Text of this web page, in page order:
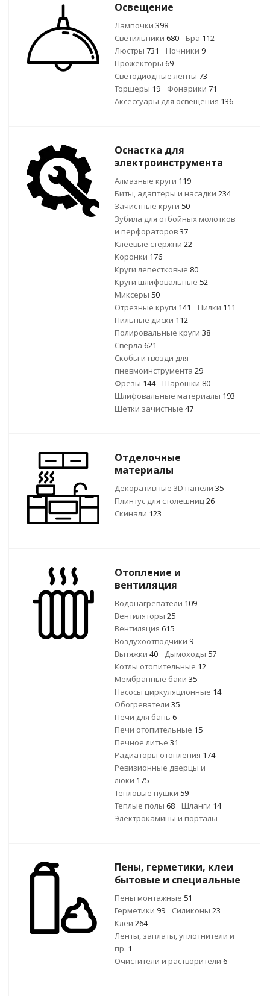
Освещение
Лампочки 398
Светильники 680 Бра 112
Люстры 731 Ночники 9
Прожекторы 69
Светодиодные ленты 73
Торшеры 19 Фонарики 71
Аксессуары для освещения 136
Оснастка для
электроинструмента
Алмазные круги 119
Биты, адаптеры и насадки 234
Зачистные круги 50
Зубила для отбойных молотков
и перфораторов37
Клеевые стержни 22
Коронки 176
Круги лепестковые 80
Круги шлифовальные 52
Миксеры 50
Отрезные круги 141 Пилки 111
Пильные диски 112
Полировальные круги 38
Сверла 621
Скобы и гвозди для
пневмоинструмента 29
Фрезы 144 Шарошки 80
Шлифовальные материалы 193
Щетки зачистные 47
Отделочные
материалы
Декоративные 3D панели 35
Плинтус для столешниц26
Скинали 123
Отопление и
вентиляция
Водонагреватели 109
Вентиляторы 25
Вентиляция 615
Воздухоотводчики 9
Вытяжки 40 Дымоходы 57
Котлы отопительные 12
Мембранные баки 35
Насосы циркуляционные 14
Обогреватели 35
Печи для бань 6
Печи отопительные 15
Печное литье 31
Радиаторы отопления 174
Ревизионные дверцы и
люки 175
Тепловые пушки 59
Теплые полы 68 Шланги 14
Электрокамины и порталы
Пены, герметики, клеи
бытовые и специальные
Пены монтажные 51
Герметики 99 Силиконы 23
Клеи 264
Ленты, заплаты, уплотнители и
пр. 1
Очистители и растворители 6